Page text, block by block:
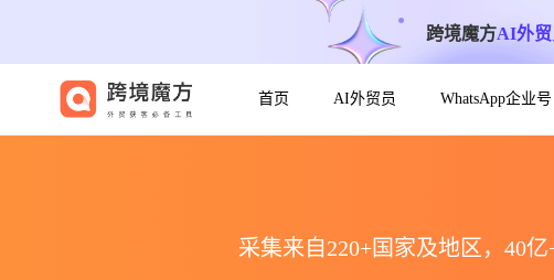
跨境魔方AI外贸
首页 AI外贸员 WhatsApp企业号
采集来自220+国家及地区，40